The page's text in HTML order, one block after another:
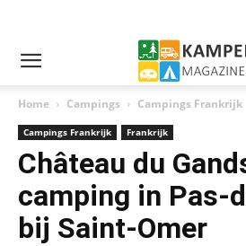
Home Campings Campings Frankrijk
Campings Frankrijk Frankrijk
Château du
camping in Pas-
bij Saint-Omer